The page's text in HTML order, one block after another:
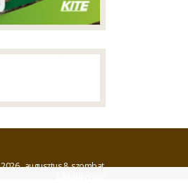
2026. augusztus 8. szombat,